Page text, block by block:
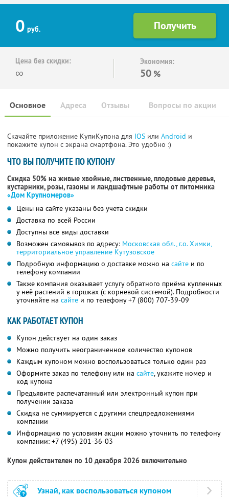
0 руб.
Цена без скидки:
∞
Экономия:
50 %
Основное Отзывы Вопросы по акции
Адреса
Скачайте приложение КупиКупона для IOS или Android и
покажите купон с экрана смартфона. Это удобно :)
ЧТО ВЫ ПОЛУЧИТЕ ПО КУПОНУ
Скидка 50% на живые хвойные, лиственные, плодовые деревья,
кустарники, розы, газоны и ландшафтные работы от питомника
«Дом Крупномеров»
Цены на сайте указаны без учета скидки
Доставка по всей России
Доступны все виды доставки
Возможен самовывоз по адресу: Московская обл., г.о. Химки,
территориальное управление Кутузовское
Подробную информацию о доставке можно на сайте и по
телефону компании
Также компания оказывает услугу обратного приёма купленных
у неё растений в горшках (с корневой системой). Подробности
уточняйте на сайте и по телефону+7 (800) 707-39-09
КАК РАБОТАЕТ КУПОН
Купон действует на один заказ
Можно получить неограниченное количество купонов
Каждым купоном можно воспользоваться только один раз
Оформите заказ по телефону или на сайте, укажите номер и
код купона
Предъявите распечатанный или электронный купон при
получении заказа
Скидка не суммируется с другими спецпредложениями
компании
Информацию по условиям акции можно уточнить по телефону
компании: +7 (495) 201-36-03
Купон действителен по 10 декабря 2026 включительно
Узнай, как воспользоваться купоном